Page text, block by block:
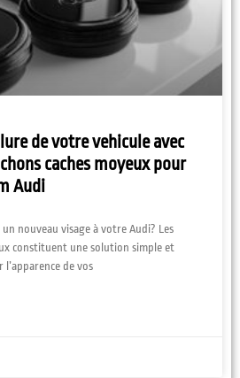
de votre vehicule avec
caches moyeux pour
Audi
nouveau visage à votre Audi? Les
constituent une solution simple et
de vos